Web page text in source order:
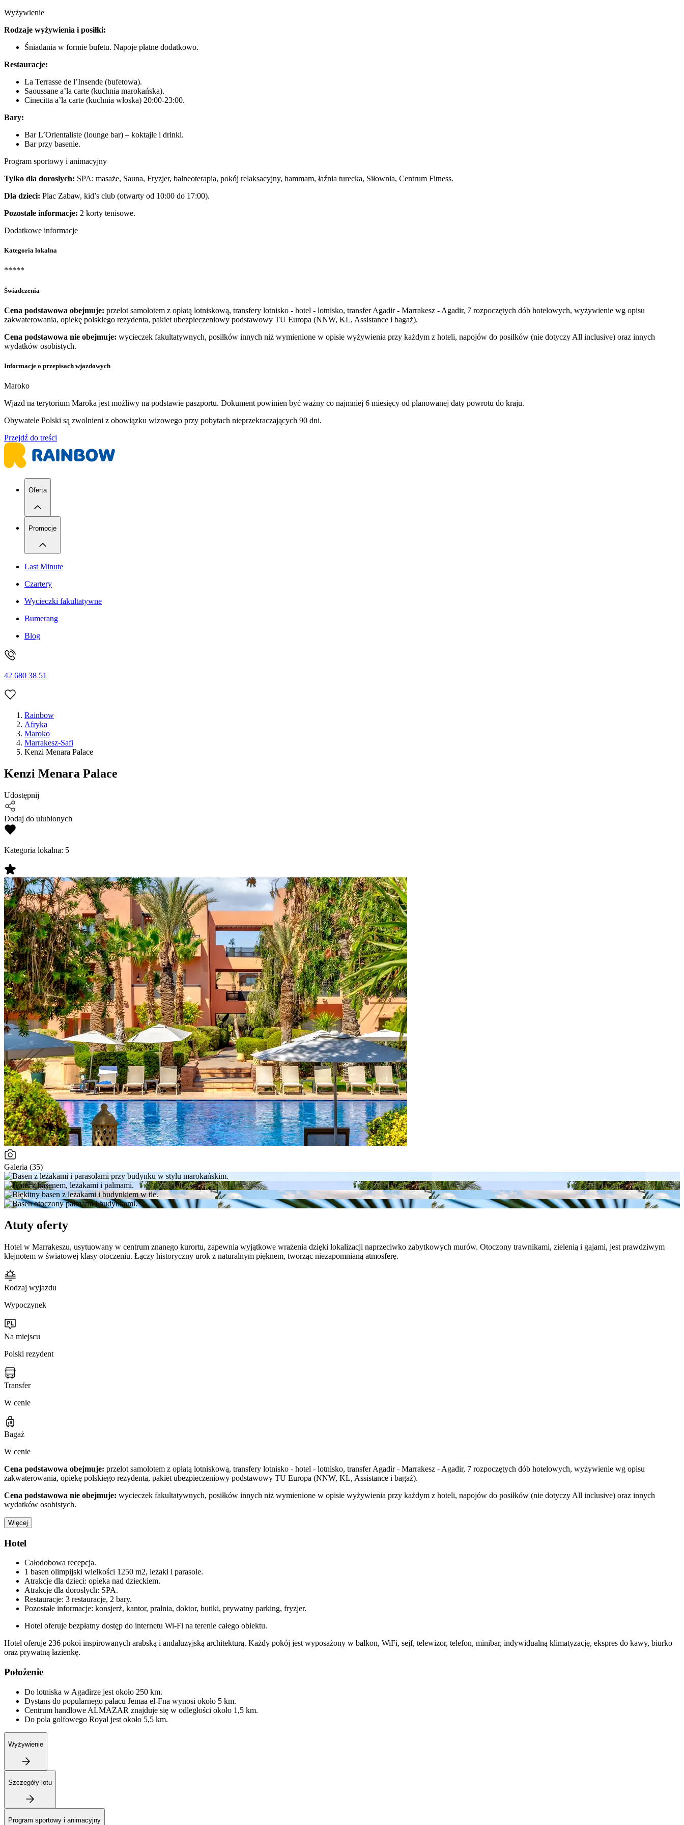
Wyżywienie
Rodzaje wyżywienia i posiłki:
Śniadania w formie bufetu. Napoje płatne dodatkowo.
Restauracje:
La Terrasse de l’Insende (bufetowa).
Saoussane a’la carte (kuchnia marokańska).
Cinecitta a’la carte (kuchnia włoska) 20:00-23:00.
Bary:
Bar L’Orientaliste (lounge bar) – koktajle i drinki.
Bar przy basenie.
Program sportowy i animacyjny
Tylko dla dorosłych: SPA: masaże, Sauna, Fryzjer, balneoterapia, pokój relaksacyjny, hammam, łaźnia turecka, Siłownia, Centrum Fitness.
Dla dzieci: Plac Zabaw, kid’s club (otwarty od 10:00 do 17:00).
Pozostałe informacje: 2 korty tenisowe.
Dodatkowe informacje
Kategoria lokalna
*****
Świadczenia
Cena podstawowa obejmuje: przelot samolotem z opłatą lotniskową, transfery lotnisko - hotel - lotnisko, transfer Agadir - Marrakesz - Agadir, 7 rozpoczętych dób hotelowych, wyżywienie wg opisu
zakwaterowania, opiekę polskiego rezydenta, pakiet ubezpieczeniowy podstawowy TU Europa (NNW, KL, Assistance i bagaż).
Cena podstawowa nie obejmuje: wycieczek fakultatywnych, posiłków innych niż wymienione w opisie wyżywienia przy każdym z hoteli, napojów do posiłków (nie dotyczy All inclusive) oraz innych
wydatków osobistych.
Informacje o przepisach wjazdowych
Maroko
Wjazd na terytorium Maroka jest możliwy na podstawie paszportu. Dokument powinien być ważny co najmniej 6 miesięcy od planowanej daty powrotu do kraju.
Obywatele Polski są zwolnieni z obowiązku wizowego przy pobytach nieprzekraczających 90 dni.
Przejdź do treści
Oferta
Promocje
Last Minute
Czartery
Wycieczki fakultatywne
Bumerang
Blog
42 680 38 51
Rainbow
Afryka
Maroko
Marrakesz-Safi
Kenzi Menara Palace
Kenzi Menara Palace
Udostępnij
Dodaj do ulubionych
Kategoria lokalna: 5
Galeria (35)
Atuty oferty
Hotel w Marrakeszu, usytuowany w centrum znanego kurortu, zapewnia wyjątkowe wrażenia dzięki lokalizacji naprzeciwko zabytkowych murów. Otoczony trawnikami, zielenią i gajami, jest prawdziwym
klejnotem w światowej klasy otoczeniu. Łączy historyczny urok z naturalnym pięknem, tworząc niezapomnianą atmosferę.
Rodzaj wyjazdu
Wypoczynek
Na miejscu
Polski rezydent
Transfer
W cenie
Bagaż
W cenie
Cena podstawowa obejmuje: przelot samolotem z opłatą lotniskową, transfery lotnisko - hotel - lotnisko, transfer Agadir - Marrakesz - Agadir, 7 rozpoczętych dób hotelowych, wyżywienie wg opisu
zakwaterowania, opiekę polskiego rezydenta, pakiet ubezpieczeniowy podstawowy TU Europa (NNW, KL, Assistance i bagaż).
Cena podstawowa nie obejmuje: wycieczek fakultatywnych, posiłków innych niż wymienione w opisie wyżywienia przy każdym z hoteli, napojów do posiłków (nie dotyczy All inclusive) oraz innych
wydatków osobistych.
Więcej
Hotel
Całodobowa recepcja.
1 basen olimpijski wielkości 1250 m2, leżaki i parasole.
Atrakcje dla dzieci: opieka nad dzieckiem.
Atrakcje dla dorosłych: SPA.
Restauracje: 3 restauracje, 2 bary.
Pozostałe informacje: konsjerż, kantor, pralnia, doktor, butiki, prywatny parking, fryzjer.
Hotel oferuje bezpłatny dostęp do internetu Wi-Fi na terenie całego obiektu.
Hotel oferuje 236 pokoi inspirowanych arabską i andaluzyjską architekturą. Każdy pokój jest wyposażony w balkon, WiFi, sejf, telewizor, telefon, minibar, indywidualną klimatyzację, ekspres do kawy, biurko
oraz prywatną łazienkę.
Położenie
Do lotniska w Agadirze jest około 250 km.
Dystans do popularnego pałacu Jemaa el-Fna wynosi około 5 km.
Centrum handlowe ALMAZAR znajduje się w odległości około 1,5 km.
Do pola golfowego Royal jest około 5,5 km.
Wyżywienie
Szczegóły lotu
Program sportowy i animacyjny